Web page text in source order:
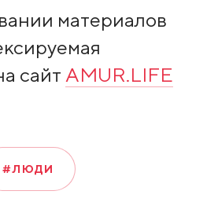
материалов
сайт AMUR.LIFE
#ЛЮДИ